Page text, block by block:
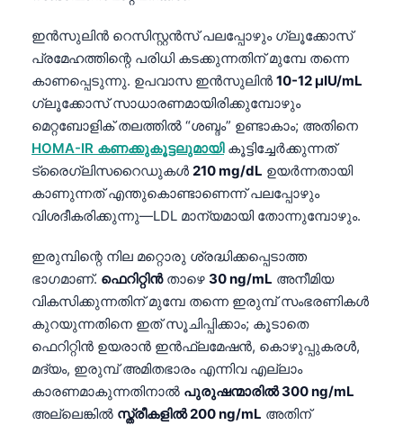
ഇൻസുലിൻ റെസിസ്റ്റൻസ് പലപ്പോഴും ഗ്ലൂക്കോസ്
പ്രമേഹത്തിന്റെ പരിധി കടക്കുന്നതിന് മുമ്പേ തന്നെ
കാണപ്പെടുന്നു. ഉപവാസ ഇൻസുലിൻ 10-12 μIU/mL
ഗ്ലൂക്കോസ് സാധാരണമായിരിക്കുമ്പോഴും
മെറ്റബോളിക് തലത്തിൽ “ശബ്ദം” ഉണ്ടാകാം; അതിനെ
HOMA-IR കണക്കുകൂട്ടലുമായികൂട്ടിച്ചേർക്കുന്നത്
ട്രൈഗ്ലിസറൈഡുകൾ 210 mg/dL ഉയർന്നതായി
കാണുന്നത് എന്തുകൊണ്ടാണെന്ന് പലപ്പോഴും
വിശദീകരിക്കുന്നു—LDL മാന്യമായി തോന്നുമ്പോഴും.
ഇരുമ്പിന്റെ നില മറ്റൊരു ശ്രദ്ധിക്കപ്പെടാത്ത
ഭാഗമാണ്. ഫെറിറ്റിൻതാഴെ 30 ng/mL അനീമിയ
വികസിക്കുന്നതിന് മുമ്പേ തന്നെ ഇരുമ്പ് സംഭരണികൾ
കുറയുന്നതിനെ ഇത് സൂചിപ്പിക്കാം; കൂടാതെ
ഫെറിറ്റിൻ ഉയരാൻ ഇൻഫ്ലമേഷൻ, കൊഴുപ്പുകരൾ,
മദ്യം, ഇരുമ്പ് അമിതഭാരം എന്നിവ എല്ലാം
കാരണമാകുന്നതിനാൽ പുരുഷന്മാരിൽ 300 ng/mL
അല്ലെങ്കിൽ സ്ത്രീകളിൽ 200 ng/mL അതിന്